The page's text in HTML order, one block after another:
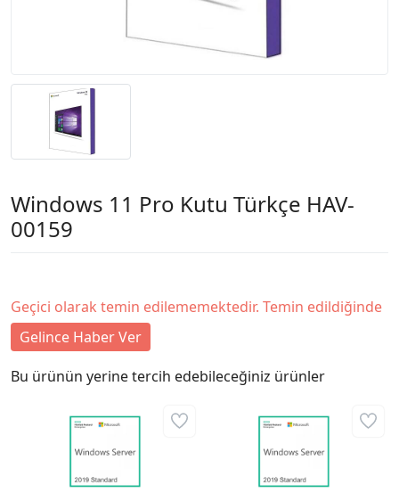
Windows 11 Pro Kutu Türkçe HAV-
00159
Geçici olarak temin edilememektedir. Temin edildiğinde
Gelince Haber Ver
Bu ürünün yerine tercih edebileceğiniz ürünler